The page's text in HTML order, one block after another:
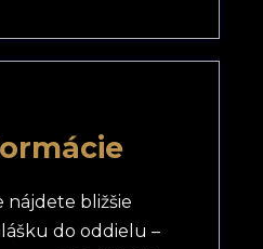
nájdete bližšie
do oddielu –